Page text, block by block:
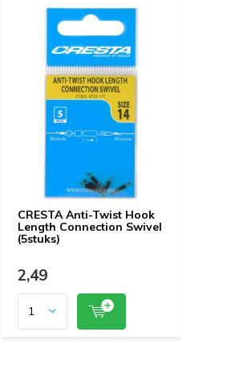
CRESTA Anti-Twist Hook
Length Connection Swivel
(5stuks)
2,49